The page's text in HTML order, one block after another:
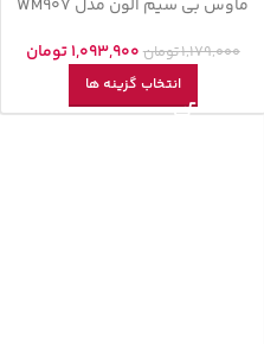
ماوس بی سیم الون مدل WM907
1,179,000تومان 1,093,900تومان
انتخاب گزینه ها